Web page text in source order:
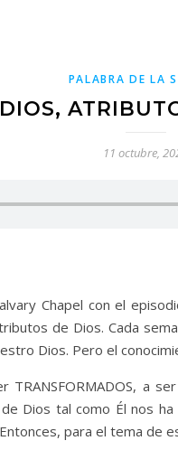
PALABRA DE LA
11 octubre,
Chapel con el
de Dios. Cada
Dios. Pero el
a
Dios tal como Él nos
para el tema de